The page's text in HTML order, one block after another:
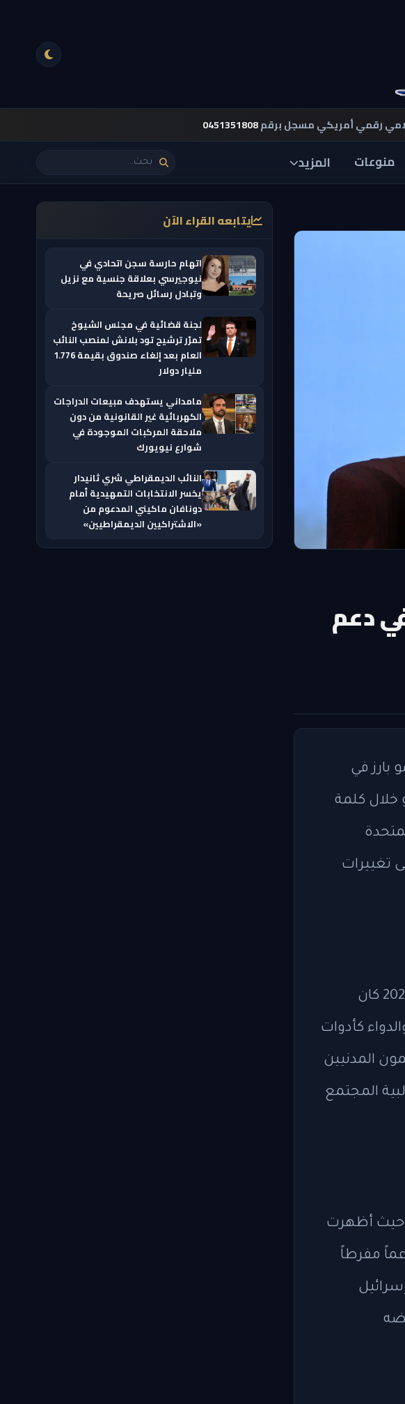
رقمي أمريكي مسجل برقم0451351808
منوعات المزيد
دعم
بارز في
خلال كلمة
تغييرات
أشار إيمانويل إلى أن الرد العسكري الإسرائيلي على هجوم حماس في 7 أكتوبر 2023 كان
كأدوات
المدنيين
المجتمع
حيث أظهرت
دعماً مفرطاً
أن إسرائيل
يتابعه القراء الآن
اتهام حارسة سجن اتحادي في
نيوجيرسي بعلاقة جنسية مع نزيل
وتبادل رسائل صريحة
لجنة قضائية في مجلس الشيوخ
تمرّر ترشيح تود بلانش لمنصب النائب
العام بعد إلغاء صندوق بقيمة 1.776
مليار دولار
مامداني يستهدف مبيعات الدراجات
الكهربائية غير القانونية من دون
ملاحقة المركبات الموجودة في
شوارع نيويورك
النائب الديمقراطي شري ثانيدار
يخسر الانتخابات التمهيدية أمام
دونافان ماكيني المدعوم من
«الاشتراكيين الديمقراطيين»